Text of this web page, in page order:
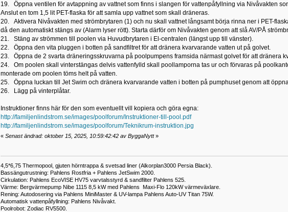
19. Öppna ventilen för avtappning av vattnet som finns i slangen för vattenpåfyllning via Nivåvakten
Anslut en tom 1,5 lit PET-flaska för att samla upp vattnet som skall dräneras.
20. Aktivera Nivåvakten med strömbrytaren (1) och nu skall vattnet långsamt börja rinna ner i PET-
då den automatiskt stängs av (Alarm lyser rött). Starta därför om Nivåvakten genom att slå AV/PÅ
21. Stäng av strömmen till poolen via Huvudbrytaren i El-centralen (längst upp till vänster).
22. Öppna den vita pluggen i botten på sandfiltret för att dränera kvarvarande vatten ut på golvet.
23. Öppna de 2 svarta dräneringsskruvarna på poolpumpens framsida närmast golvet för att dränera
24. Om poolen skall vinterstängas delvis vattenfylld skall poollamporna tas ur och förvaras på
monterade om poolen töms helt på vatten.
25. Öppna luckan till Jet Swim och dränera kvarvarande vatten i botten på pumphuset genom att
26. Lägg på vinterplåtar.
Instruktioner finns här för den som eventuellt vill kopiera och göra egna:
http://familjenlindstrom.se/images/poolforum/Instruktioner-till-pool.pdf
http://familjenlindstrom.se/images/poolforum/Teknikrum-instruktion.jpg
« Senast ändrad: oktober 15, 2025, 10:59:42:42 av ByggaNytt»
4,5*6,75 Thermopool, gjuten hörntrappa & svetsad liner (Alkorplan3000 Persia Black).
Bassängutrustning: Pahlens Rostfria + Pahlens JetSwim 2000.
Cirkulation: Pahlens EcoVISE HV75 varvtalsstyrd & sandfilter Pahlens 525.
Värme: Bergvärmepump Nibe 1115 8,5 kW med Pahlens Maxi-Flo 120kW värmeväxlare.
Rening: Autodosering via Pahlens MiniMaster & UV-lampa Pahlens Auto-UV Titan 75W.
Automatisk vattenpåfyllning: Pahlens Nivåvakt.
Poolrobot: Zodiac RV5500.